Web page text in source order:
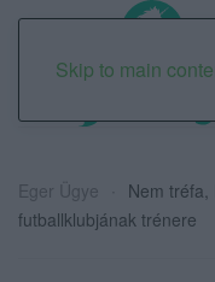
Skip to main
Eger Ügye
Nem tréfa,
futballklubjának trénere